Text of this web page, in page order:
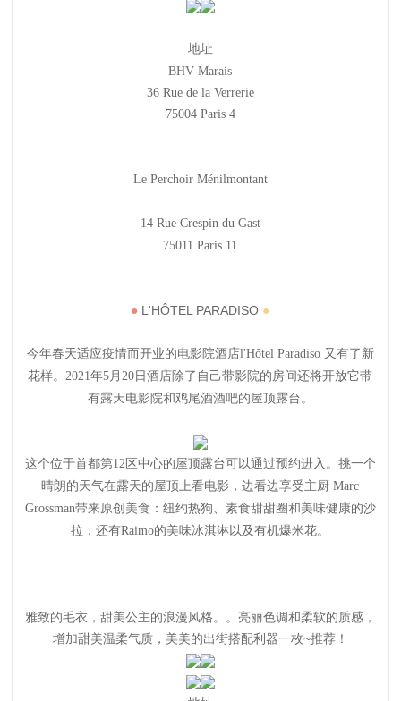
地址
BHV Marais
36 Rue de la Verrerie
75004 Paris 4
Le Perchoir Ménilmontant
14 Rue Crespin du Gast
75011 Paris 11
● L'HÔTEL PARADISO ●
今年春天适应疫情而开业的电影院酒店l'Hôtel Paradiso 又有了新
花样。2021年5月20日酒店除了自己带影院的房间还将开放它带
有露天电影院和鸡尾酒酒吧的屋顶露台。
这个位于首都第12区中心的屋顶露台可以通过预约进入。挑一个
晴朗的天气在露天的屋顶上看电影，边看边享受主厨 Marc
Grossman带来原创美食：纽约热狗、素食甜甜圈和美味健康的沙
拉，还有Raimo的美味冰淇淋以及有机爆米花。
雅致的毛衣，甜美公主的浪漫风格。。亮丽色调和柔软的质感，
增加甜美温柔气质，美美的出街搭配利器一枚~推荐！